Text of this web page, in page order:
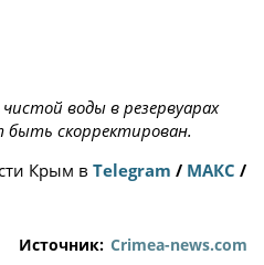
чистой воды в резервуарах
скорректирован.
Крым в Telegram / МАКС /
Источник: Crimea-news.com